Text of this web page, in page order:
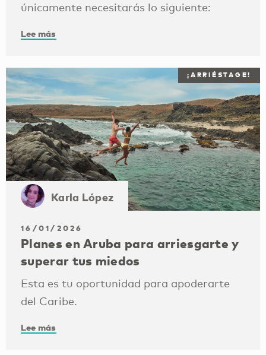
únicamente necesitarás lo siguiente:
Lee más
¡ARRIÉSTAGE!
Karla López
16/01/2026
Planes en Aruba para arriesgarte y
superar tus miedos
Esta es tu oportunidad para apoderarte
del Caribe.
Lee más